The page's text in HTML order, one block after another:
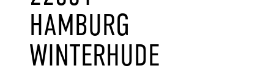
MBURG WI
NTERHUDE